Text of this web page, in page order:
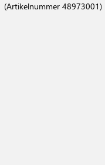
(Artikelnummer 48973001)